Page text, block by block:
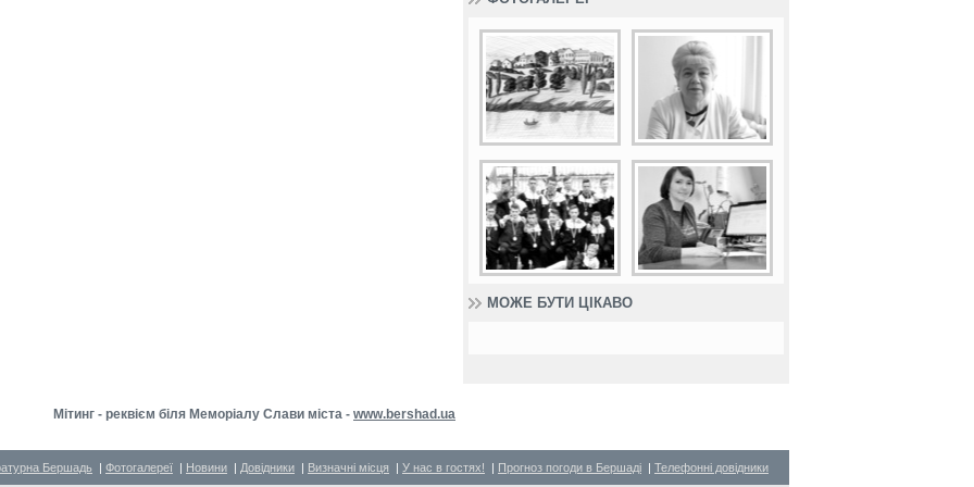
МОЖЕ БУТИ ЦІКАВО
Мітинг - реквієм біля Меморіалу Слави міста - www.bershad.ua
Бершадь | Фотогалереї | Новини | Довідники | Визначні місця | У нас в гостях! | Прогноз погоди в Бершаді | Телефонні довідники